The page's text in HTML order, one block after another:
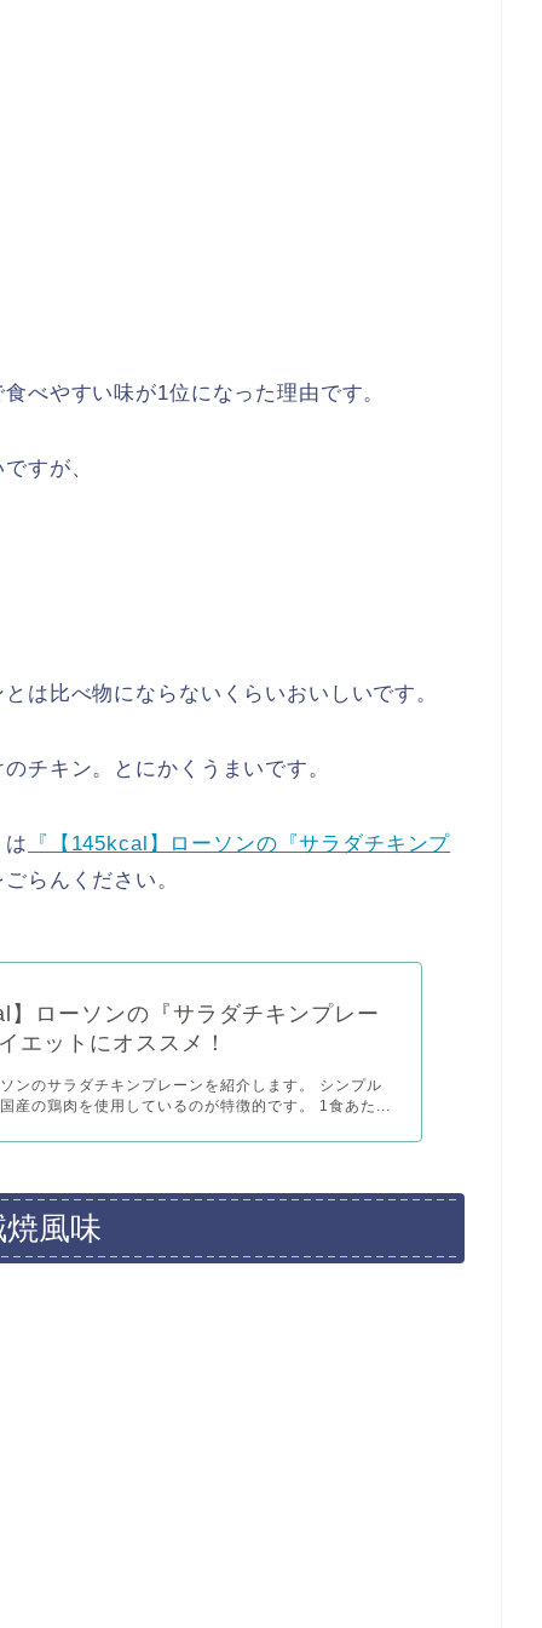
べやすい味が1位になった理由です。
すが、
は比べ物にならないくらいおいしいです。
チキン。とにかくうまいです。
は
『【145kcal】ローソンの『サラダチキンプ
ごらんください。
】ローソンの『サラダチキンプレー
エットにオススメ！
ンのサラダチキンプレーンを紹介します。 シンプル
産の鶏肉を使用しているのが特徴的です。 1食あた...
風味